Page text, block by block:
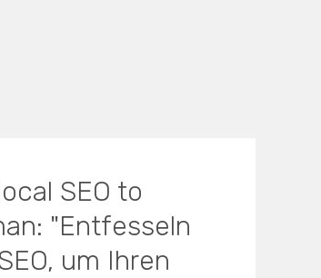
SEO to
"Entfesseln
um Ihren